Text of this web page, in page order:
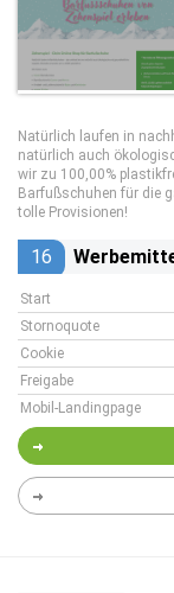
Natürlich laufen in
natürlich auch
wir zu 100,00%
Barfußschuhen für die
tolle Provisionen!
16
Start
Stornoquote
Cookie
Freigabe
Mobil-Landingpage